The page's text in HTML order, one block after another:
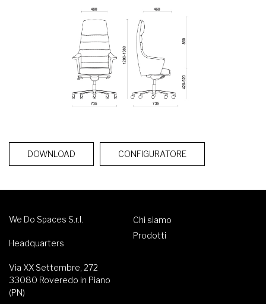
DOWNLOAD CONFIGURATORE
We Do Spaces S.r.l.
Headquarters
Via XX Settembre, 272
33080 Roveredo in Piano
(PN)
Chi siamo
Prodotti